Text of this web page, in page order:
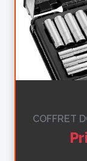
COFFRET